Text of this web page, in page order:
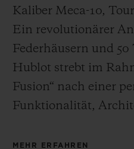
Kaliber Meca-10,
Ein revolutionärer
Federhäusern und 50
Hublot strebt im
Fusion“ nach einer
Funktionalität,
MEHR ERFAHREN